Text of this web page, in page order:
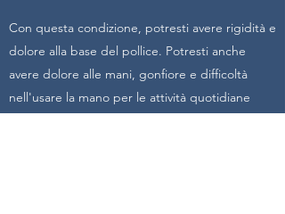
Con questa condizione, potresti avere rigidità e
dolore alla base del pollice. Potresti anche
avere dolore alle mani, gonfiore e difficoltà
nell'usare la mano per le attività quotidiane